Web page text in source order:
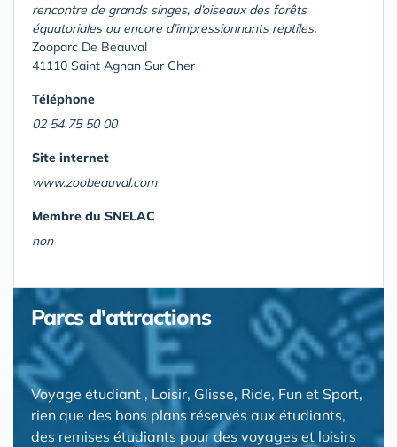
rencontre de grands singes, d’oiseaux des forêts
équatoriales ou encore d’impressionnants reptiles.
Zooparc De Beauval
41110 Saint Agnan Sur Cher
Téléphone
02 54 75 50 00
Site internet
www.zoobeauval.com
Membre du SNELAC
non
Parcs d'attractions
Voyage étudiant , Loisir, Glisse, Ride, Fun et Sport,
rien que des bons plans réservés aux étudiants,
des remises étudiants pour des voyages et loisirs